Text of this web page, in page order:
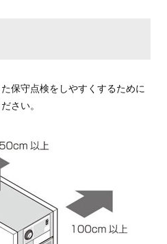
保守点検をしやすくするために
さい。